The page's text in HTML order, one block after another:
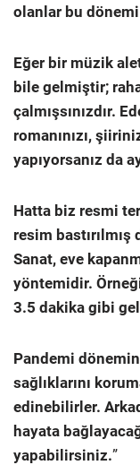
olanlar bu
Eğer bir müzik
bile gelmiştir;
çalmışsınızdır.
romanınızı,
yapıyorsanız da
Hatta biz resmi
resim
Sanat, eve
yöntemidir.
3.5 dakika gibi
Pandemi
sağlıklarını
edinebilirler.
hayata
yapabilirsiniz.”